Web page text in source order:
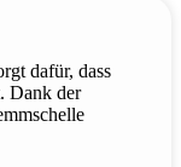
dafür, dass
Dank der